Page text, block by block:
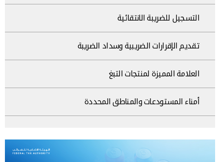
التسجيل للضريبة الانتقائية
تقديم الإقرارات الضريبية وسداد الضريبة
العلامة المميزة لمنتجات التبغ
أمناء المستودعات والمناطق المحددة